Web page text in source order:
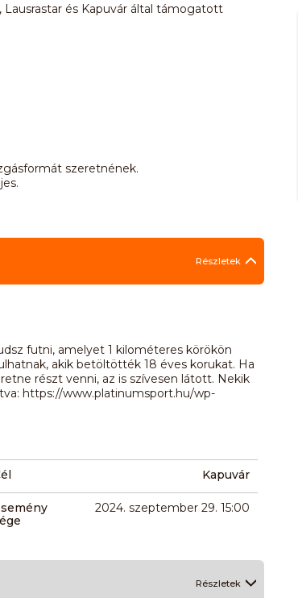
és Kapuvár által támogatott
szeretnének.
Részletek
futni, amelyet 1 kilométeres körökön
akik betöltötték 18 éves korukat. Ha
részt venni, az is szívesen látott. Nekik
https://www.platinumsport.hu/wp-
Kapuvár
2024. szeptember 29. 15:00
Részletek